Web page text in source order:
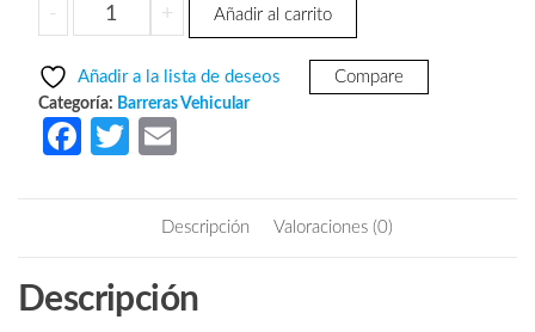
original
$36,258.12.$21,700.44.
-
WEJOIN
WJCB01SVIL33
Barrera
Vehicular
izquierda
Servo
Motor
+ Añadir al carrito
Añadir a la lista de deseos Compare
Categoría: Barreras Vehicular
Fa
o
T
itt
ail
Descripción Valoraciones (0)
Descripción